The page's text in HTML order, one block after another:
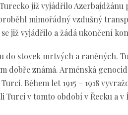
již vyjádřilo
mimořádný vzdušný
již vyjádřilo a žádá ukončení
do stovek mrtvých a raněných.
dobře známá. Arménská
Během let 1915 – 1918
Turci v tomto období v Řecku a